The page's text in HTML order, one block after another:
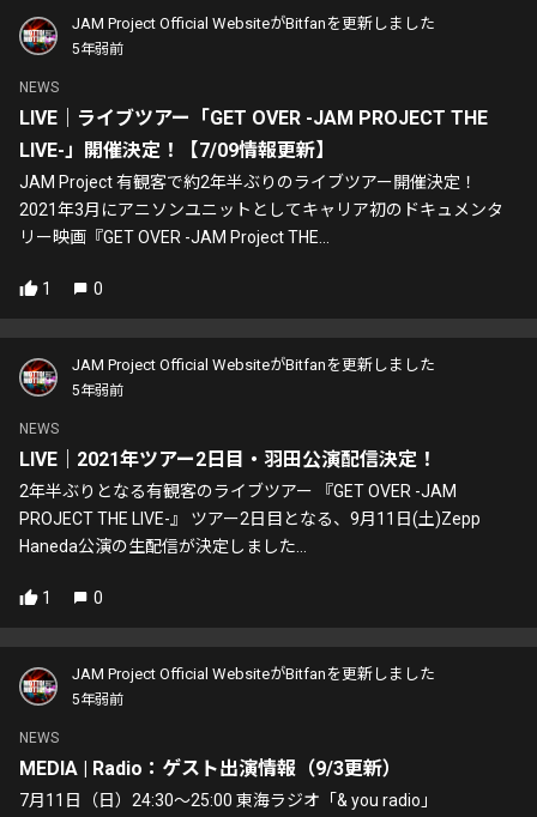
JAM Project Official WebsiteがBitfanを更新しました
5年弱前
NEWS
LIVE｜ライブツアー「GET OVER -JAM PROJECT THE
LIVE-」開催決定！【7/09情報更新】
JAM Project 有観客で約2年半ぶりのライブツアー開催決定！
2021年3月にアニソンユニットとしてキャリア初のドキュメンタ
リー映画『GET OVER -JAM Project THE...
1 0
JAM Project Official WebsiteがBitfanを更新しました
5年弱前
NEWS
LIVE｜2021年ツアー2日目・羽田公演配信決定！
2年半ぶりとなる有観客のライブツアー 『GET OVER -JAM
PROJECT THE LIVE-』 ツアー2日目となる、9月11日(土)Zepp
Haneda公演の生配信が決定しました...
1 0
JAM Project Official WebsiteがBitfanを更新しました
5年弱前
NEWS
MEDIA | Radio：ゲスト出演情報（9/3更新）
7月11日（日）24:30〜25:00 東海ラジオ「& you radio」